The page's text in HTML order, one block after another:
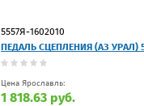
5557Я-1602010
ПЕДАЛЬ СЦЕПЛЕНИЯ (АЗ УРАЛ)
Цена Ярославль:
1 818.63 руб.